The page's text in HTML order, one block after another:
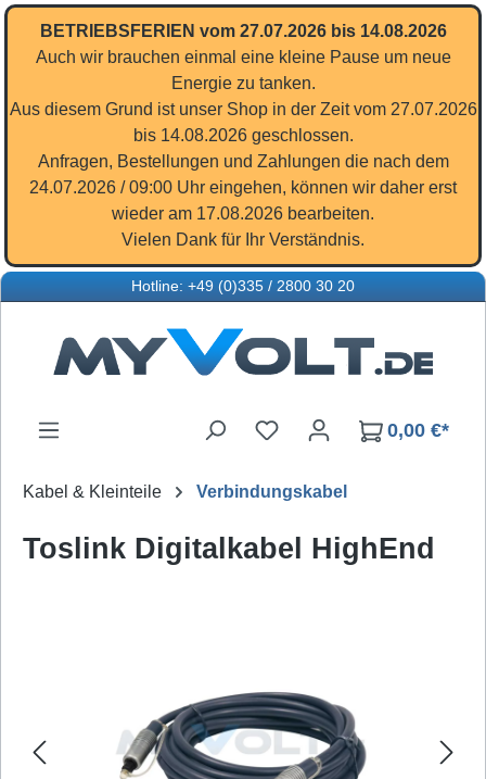
Zum Hauptinhalt springen
BETRIEBSFERIEN vom 27.07.2026 bis 14.08.2026
Auch wir brauchen einmal eine kleine Pause um neue
Energie zu tanken.
Aus diesem Grund ist unser Shop in der Zeit vom 27.07.2026
bis 14.08.2026 geschlossen.
Anfragen, Bestellungen und Zahlungen die nach dem
24.07.2026 / 09:00 Uhr eingehen, können wir daher erst
wieder am 17.08.2026 bearbeiten.
Vielen Dank für Ihr Verständnis.
Hotline: +49 (0)335 / 2800 30 20
Du hast 0 Produkte auf
0,00 €*
Kabel & Kleinteile Verbindungskabel
Toslink Digitalkabel HighEnd